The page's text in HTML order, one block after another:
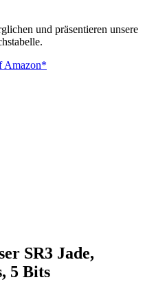
und präsentieren unsere
Amazon*
SR3 Jade,
5 Bits